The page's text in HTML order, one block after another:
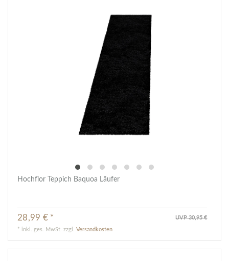
Hochflor Teppich Baquoa Läufer
UVP 30,95 €
28,99 € *
* inkl. ges. MwSt. zzgl.Versandkosten